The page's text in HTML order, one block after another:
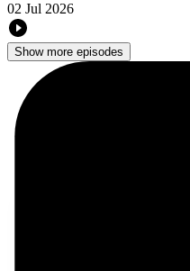
02 Jul 2026
Show more episodes